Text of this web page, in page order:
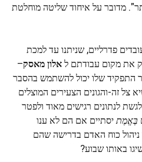
מדובר על איחוד שליטה מוחלטת
פדרליים, שניתנו עד למכת
את מקום עבודתם לאלון מאסק–
התפקיד שלו יכול להשתמש בהסבר
צל זה-והגונים הצעירים המוצלים
לנתונים רגישים מאוד ולפטר
בֶּאֱמֶתיסתיים אם הם לא ענו
כוח האדם בדרישה שהם
באותו שבוע?